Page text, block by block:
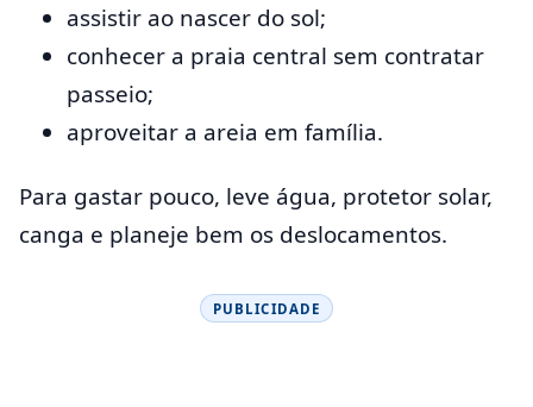
assistir ao nascer do sol;
conhecer a praia central sem contratar
passeio;
aproveitar a areia em família.
Para gastar pouco, leve água, protetor solar,
canga e planeje bem os deslocamentos.
PUBLICIDADE